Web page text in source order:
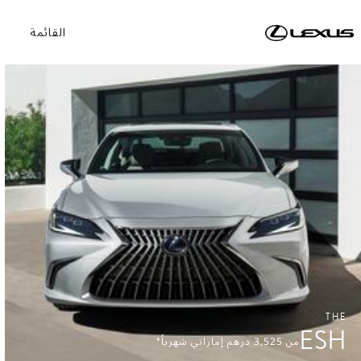
القائمة
THE
ESHمن 3,525درهم إماراتي شهرياً*